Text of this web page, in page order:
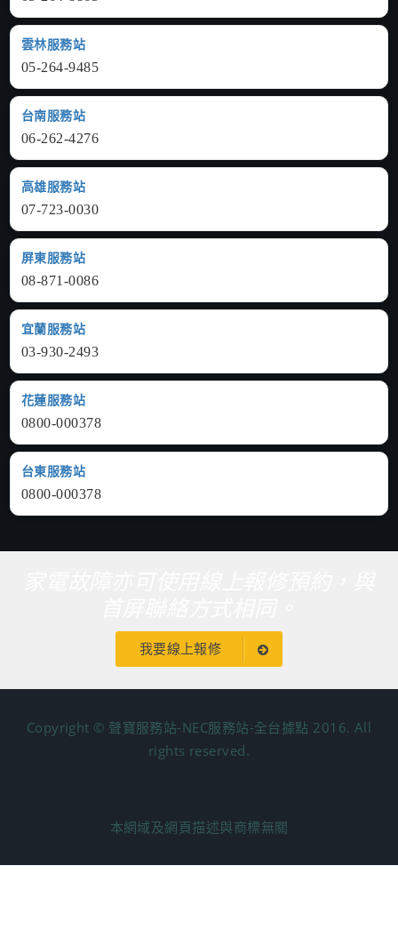
雲林服務站
05-264-9485
台南服務站
06-262-4276
高雄服務站
07-723-0030
屏東服務站
08-871-0086
宜蘭服務站
03-930-2493
花蓮服務站
0800-000378
台東服務站
0800-000378
我要線上報修
Copyright © 聲寶服務站-NEC服務站-全台據點 2016. All
rights reserved.
本網域及網頁描述與商標無關